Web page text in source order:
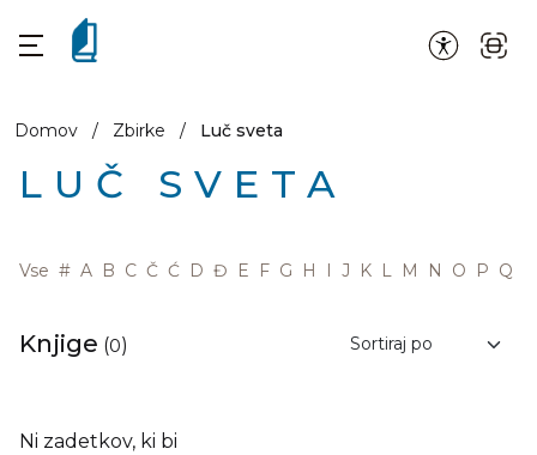
Domov / Zbirke / Luč sveta
LUČ SVETA
Vse # A B C Č Ć D Đ E F G H I J K L M N O P Q
Knjige (0)
Ni zadetkov, ki bi